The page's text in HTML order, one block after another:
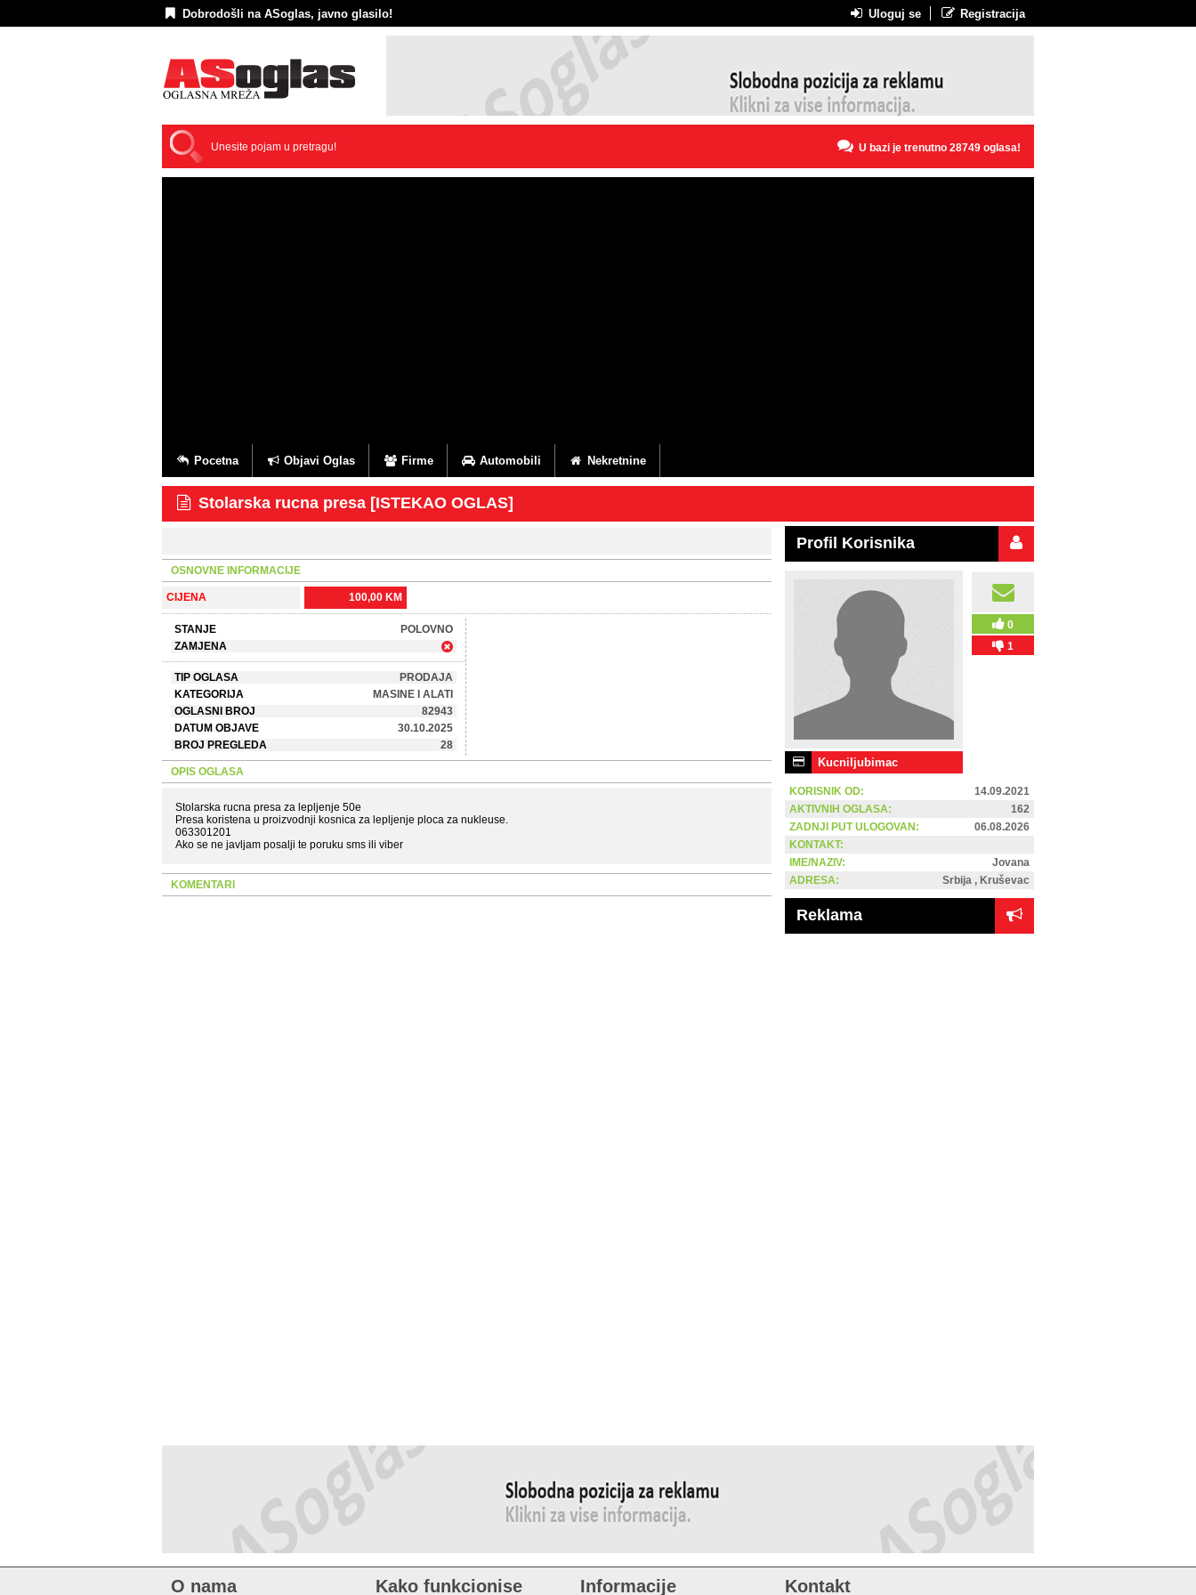
Dobrodošli na ASoglas, javno glasilo! Uloguj se Registracija
U bazi je trenutno 28749 oglasa!
Pocetna Objavi Oglas Firme Automobili Nekretnine
Stolarska rucna presa [ISTEKAO OGLAS]
OSNOVNE INFORMACIJE
CIJENA 100,00 KM
STANJE
POLOVNO
ZAMJENA
TIP OGLASA
PRODAJA
KATEGORIJA
MASINE I ALATI
OGLASNI BROJ
82943
DATUM OBJAVE
30.10.2025
BROJ PREGLEDA
28
OPIS OGLASA
Stolarska rucna presa za lepljenje 50e
Presa koristena u proizvodnji kosnica za lepljenje ploca za nukleuse.
063301201
Ako se ne javljam posalji te poruku sms ili viber
KOMENTARI
Profil Korisnika
Kucniljubimac
0
1
KORISNIK OD:
14.09.2021
AKTIVNIH OGLASA:
162
ZADNJI PUT ULOGOVAN:
06.08.2026
KONTAKT:
IME/NAZIV:
Jovana
ADRESA:
Srbija , Kruševac
Reklama
O nama Kako funkcionise Informacije Kontakt